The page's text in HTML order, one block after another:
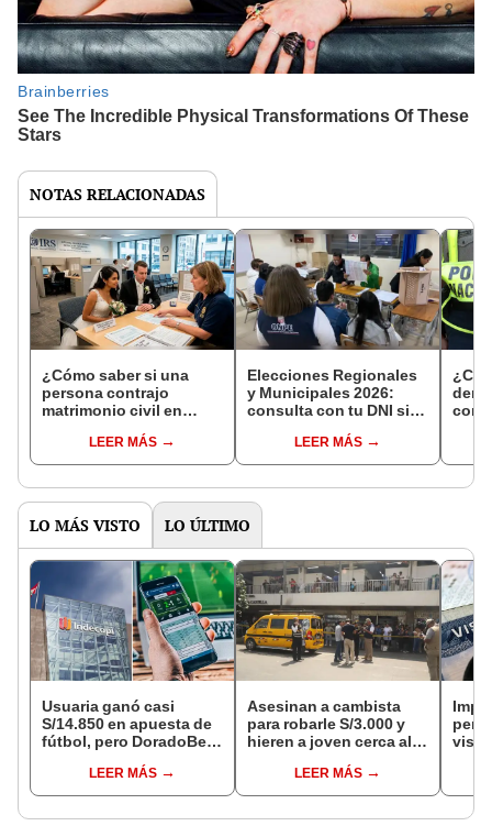
NOTAS RELACIONADAS
¿Cómo saber si una
persona contrajo
matrimonio civil en
LEER MÁS
Elecciones Regionales
y Municipales 2026:
consulta con tu DNI si
de mesa para este 4 de
octubre en el link oficial
LEER MÁS
con
LO MÁS VISTO LO ÚLTIMO
Usuaria ganó casi
S/14.850 en apuesta de
fútbol, pero DoradoBet
Indecopi multó a la
empresa con más de S/
LEER MÁS
Asesinan a cambista
para robarle S/3.000 y
hieren a joven cerca al
CercadoLEER MÁS